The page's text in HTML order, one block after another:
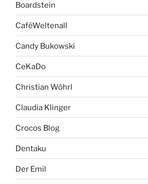
Boardstein
CaféWeltenall
Candy Bukowski
CeKaDo
Christian Wöhrl
Claudia Klinger
Crocos Blog
Dentaku
Der Emil